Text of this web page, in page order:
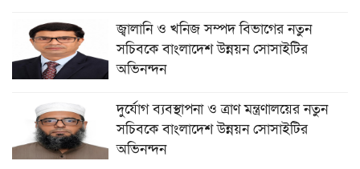
জ্বালানি ও খনিজ সম্পদ বিভাগের নতুন
সচিবকে বাংলাদেশ উন্নয়ন সোসাইটির
অভিনন্দন
দুর্যোগ ব্যবস্থাপনা ও ত্রাণ মন্ত্রণালয়ের নতুন
সচিবকে বাংলাদেশ উন্নয়ন সোসাইটির
অভিনন্দন